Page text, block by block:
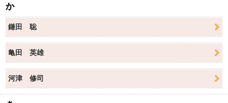
か
鎌田 聡
亀田 英雄
河津 修司